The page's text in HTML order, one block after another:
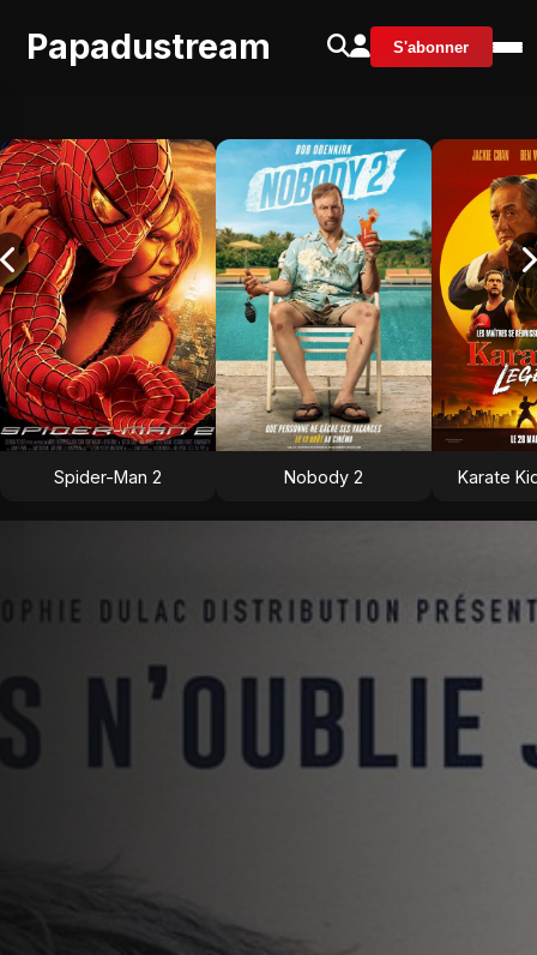
Papadustream S'abonner
Spider-Man 2 Nobody 2 Karate